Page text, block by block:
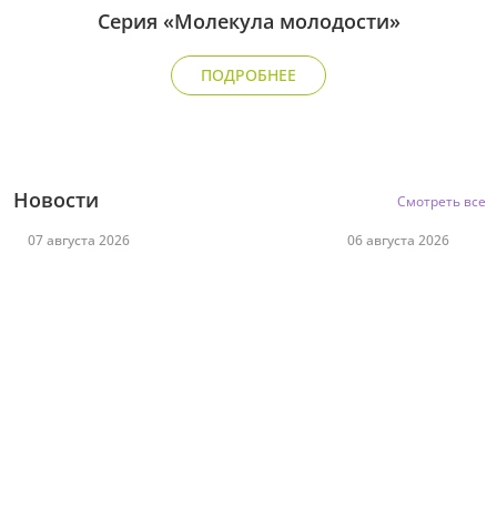
Серия «Молекула молодости»
ПОДРОБНЕЕ
Новости Смотреть все
07 августа 2026 06 августа 2026